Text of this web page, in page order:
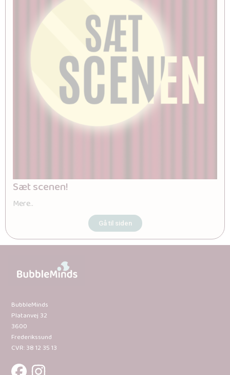
Sæt scenen!
Mere..
Gå til siden
BubbleMinds
Platanvej 32
3600
Frederikssund
CVR: 38 12 35 13